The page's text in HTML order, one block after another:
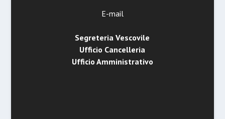
E-mail
Segreteria Vescovile
Ufficio Cancelleria
Ufficio Amministrativo